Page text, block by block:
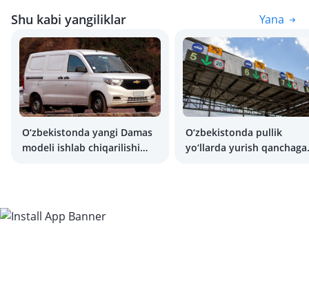
Shu kabi yangiliklar Yana
O‘zbekistonda yangi Damas
modeli ishlab chiqarilishi
O‘zbekistonda pullik
yo‘llarda yurish qanchaga